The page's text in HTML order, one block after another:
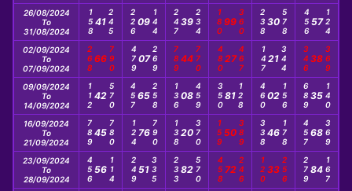
26/08/2024
To
31/08/2024
158 41 245 226 09 144 247 39 234 180 99 360 238 30 578 456 57124
02/09/2024
To
07/09/2024
26866 790 479 07269 789 44 770 480 27467 147 21 344 346 38 369
09/09/2024
To
14/09/2024
112 42 570 457 65 258 136 08 459 350 81 128 46002 156 689 35 140
16/09/2024
To
21/09/2024
789 45 780 124 76790 138 20 370 159 50 389 338 46 178 457 68 369
23/09/2024
To
28/09/2024
456 56 114 249 51 335 233 82 570 458 72246 120 33 256 279 84 167